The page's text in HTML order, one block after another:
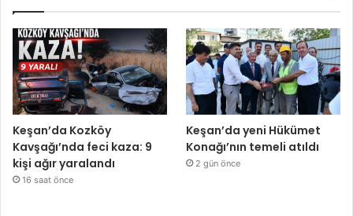
Keşan’da Kozköy
Kavşağı’nda feci kaza: 9
kişi ağır yaralandı
16 saat önce
Keşan’da yeni Hükümet
Konağı’nın temeli atıldı
2 gün önce